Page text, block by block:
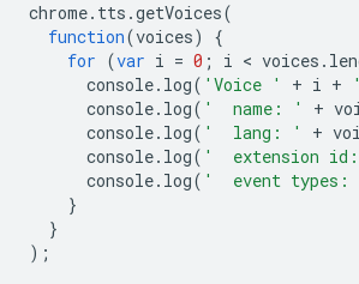
chrome. tts .getVoices(
function(voices)
{
for (var i = 0 ; i < voices .
console. log( 'Voice ' + i +
console. log( '  name: ' +
console. log( '  lang: ' +
console. log( '  extension
console. log( '  event types:
}
}
);